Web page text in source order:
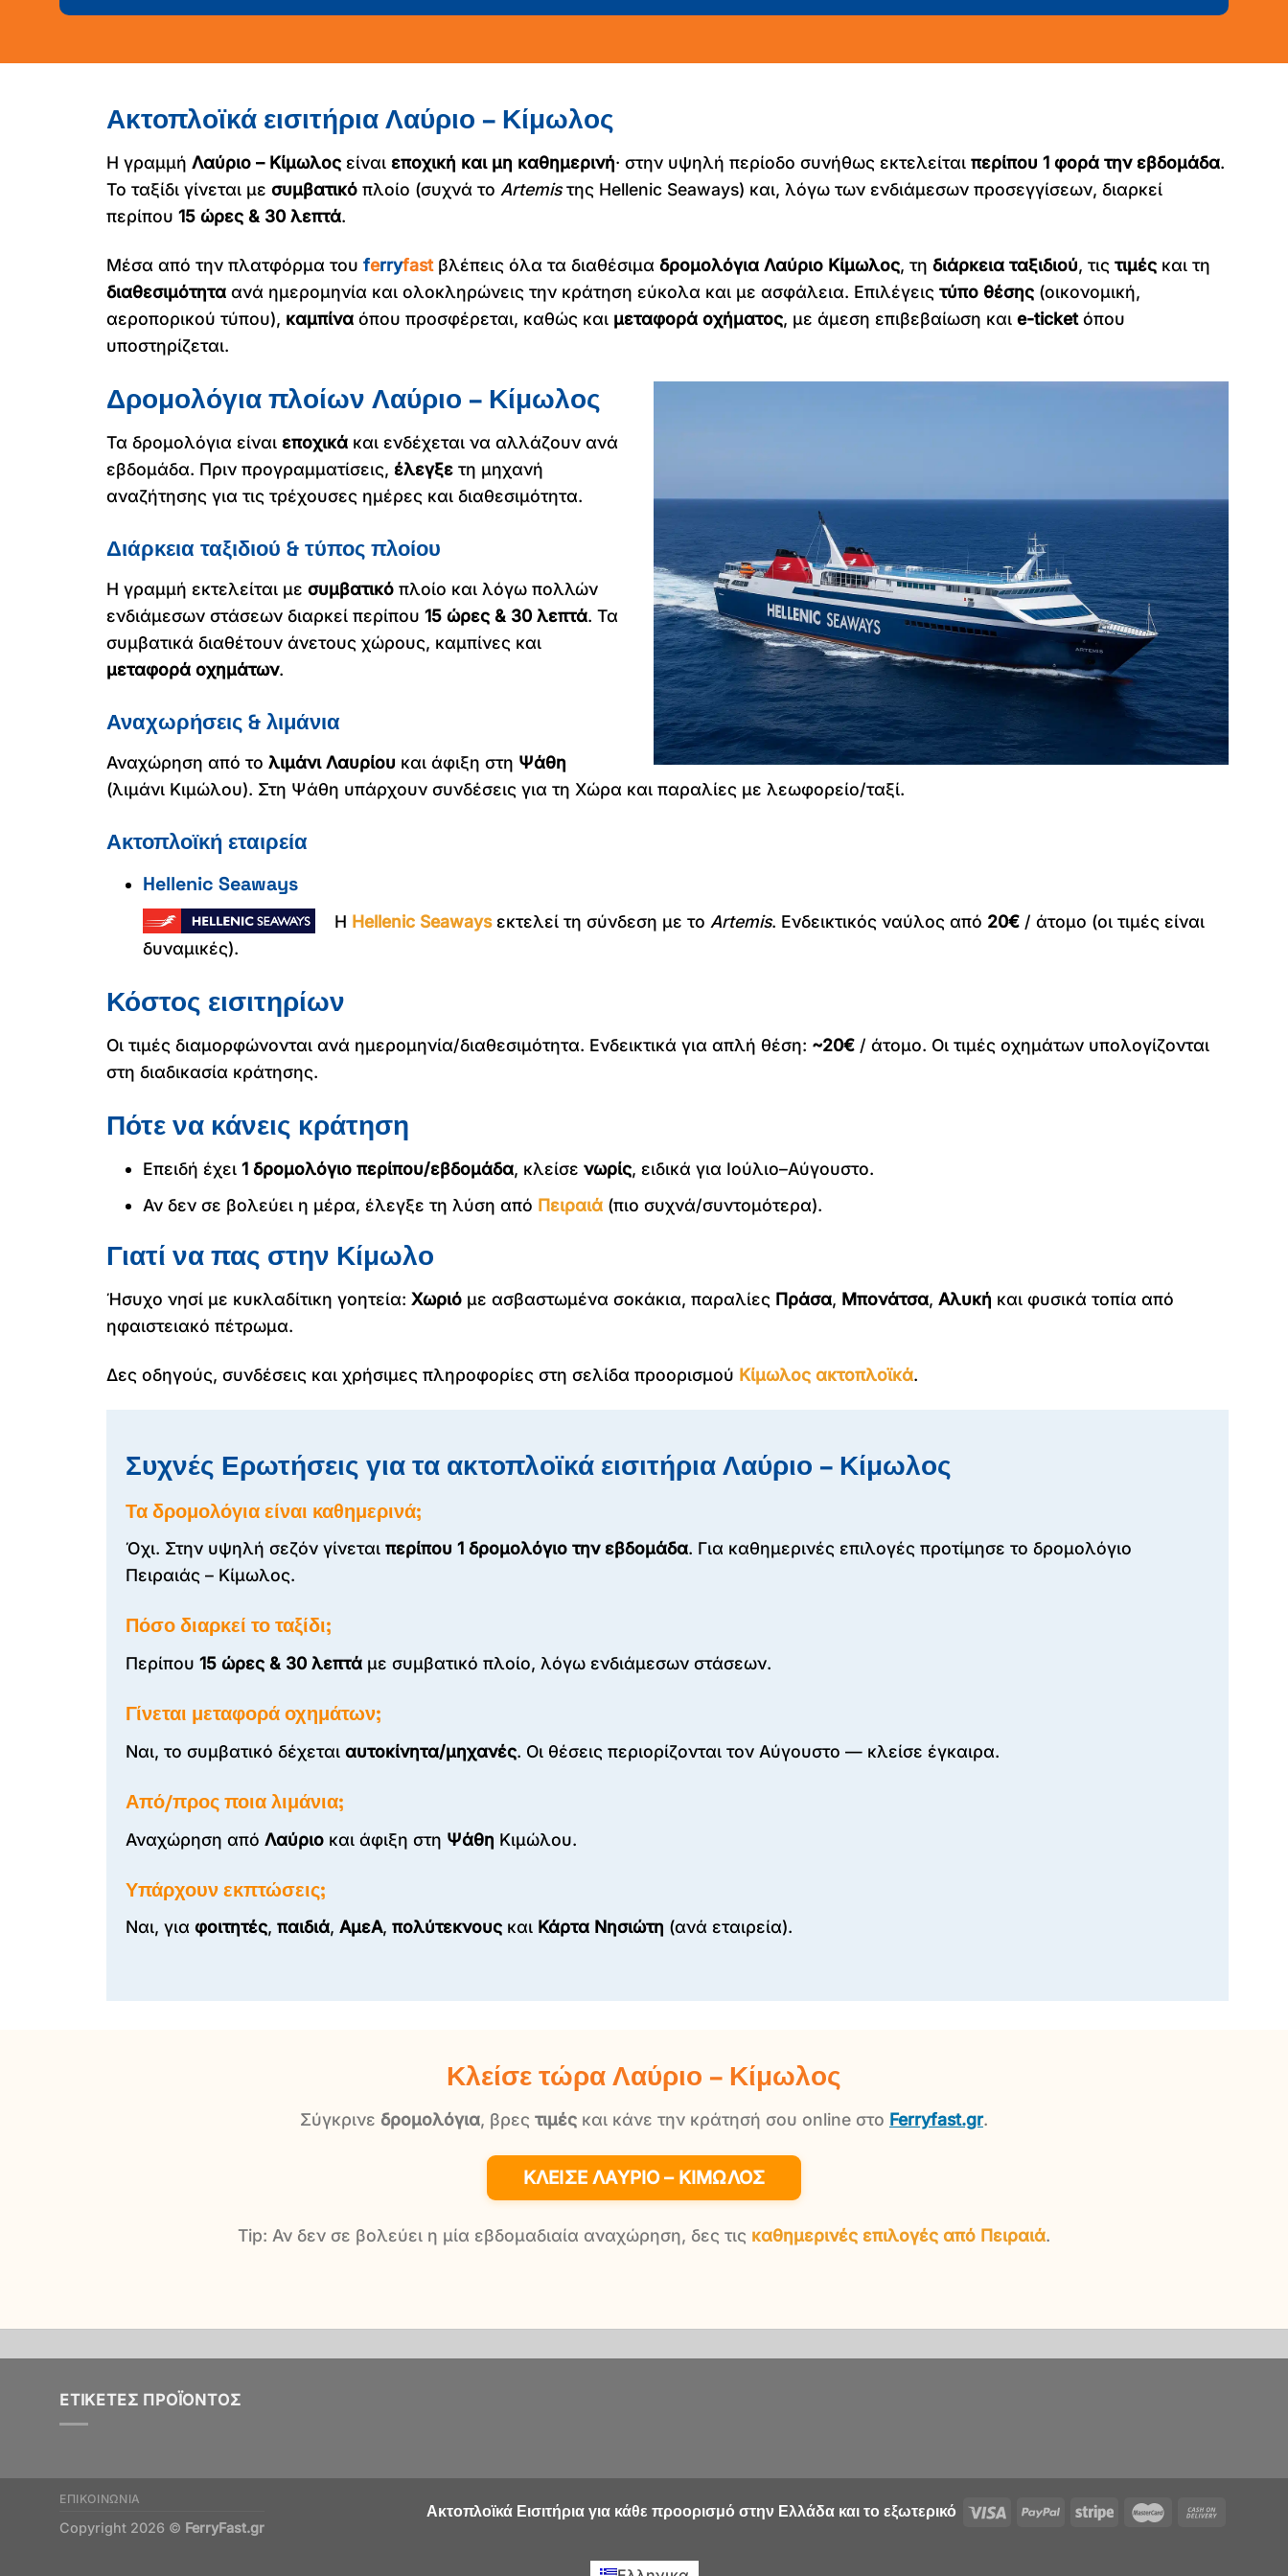
Ακτοπλοϊκά εισιτήρια Λαύριο – Κίμωλος
Η γραμμή Λαύριο – Κίμωλοςείναι εποχική και μη καθημερινή· στην υψηλή περίοδο συνήθως εκτελείται περίπου 1 φορά την εβδομάδα.
Το ταξίδι γίνεται με συμβατικόπλοίο (συχνά το Artemisτης Hellenic Seaways) και, λόγω των ενδιάμεσων προσεγγίσεων, διαρκεί
περίπου 15 ώρες & 30 λεπτά.
Μέσα από την πλατφόρμα του ferryfastβλέπεις όλα τα διαθέσιμα δρομολόγια Λαύριο Κίμωλος, τη διάρκεια ταξιδιού, τις τιμέςκαι τη
διαθεσιμότηταανά ημερομηνία και ολοκληρώνεις την κράτηση εύκολα και με ασφάλεια. Επιλέγεις τύπο θέσης(οικονομική,
αεροπορικού τύπου), καμπίναόπου προσφέρεται, καθώς και μεταφορά οχήματος, με άμεση επιβεβαίωση και e-ticketόπου
υποστηρίζεται.
Δρομολόγια πλοίων Λαύριο – Κίμωλος
Τα δρομολόγια είναι εποχικάκαι ενδέχεται να αλλάζουν ανά
εβδομάδα. Πριν προγραμματίσεις, έλεγξετη μηχανή
αναζήτησης για τις τρέχουσες ημέρες και διαθεσιμότητα.
Διάρκεια ταξιδιού & τύπος πλοίου
Η γραμμή εκτελείται με συμβατικόπλοίο και λόγω πολλών
ενδιάμεσων στάσεων διαρκεί περίπου 15 ώρες & 30 λεπτά. Τα
συμβατικά διαθέτουν άνετους χώρους, καμπίνες και
μεταφορά οχημάτων.
Αναχωρήσεις & λιμάνια
Αναχώρηση από το λιμάνι Λαυρίου και άφιξη στη Ψάθη
(λιμάνι Κιμώλου). Στη Ψάθη υπάρχουν συνδέσεις για τη Χώρα και παραλίες με λεωφορείο/ταξί.
Ακτοπλοϊκή εταιρεία
Hellenic Seaways
Η Hellenic Seawaysεκτελεί τη σύνδεση με το Artemis. Ενδεικτικός ναύλος από 20€/ άτομο (οι τιμές είναι
δυναμικές).
Κόστος εισιτηρίων
Οι τιμές διαμορφώνονται ανά ημερομηνία/διαθεσιμότητα. Ενδεικτικά για απλή θέση: ~20€/ άτομο. Οι τιμές οχημάτων υπολογίζονται
στη διαδικασία κράτησης.
Πότε να κάνεις κράτηση
Επειδή έχει 1 δρομολόγιο περίπου/εβδομάδα, κλείσε νωρίς, ειδικά για Ιούλιο–Αύγουστο.
Αν δεν σε βολεύει η μέρα, έλεγξε τη λύση από Πειραιά(πιο συχνά/συντομότερα).
Γιατί να πας στην Κίμωλο
Ήσυχο νησί με κυκλαδίτικη γοητεία: Χωριόμε ασβαστωμένα σοκάκια, παραλίες Πράσα, Μπονάτσα, Αλυκή και φυσικά τοπία από
ηφαιστειακό πέτρωμα.
Δες οδηγούς, συνδέσεις και χρήσιμες πληροφορίες στη σελίδα προορισμού Κίμωλος ακτοπλοϊκά.
Συχνές Ερωτήσεις για τα ακτοπλοϊκά εισιτήρια Λαύριο – Κίμωλος
Τα δρομολόγια είναι καθημερινά;
Όχι. Στην υψηλή σεζόν γίνεται περίπου 1 δρομολόγιο την εβδομάδα. Για καθημερινές επιλογές προτίμησε το δρομολόγιο
Πειραιάς – Κίμωλος.
Πόσο διαρκεί το ταξίδι;
Περίπου 15 ώρες & 30 λεπτάμε συμβατικό πλοίο, λόγω ενδιάμεσων στάσεων.
Γίνεται μεταφορά οχημάτων;
Ναι, το συμβατικό δέχεται αυτοκίνητα/μηχανές. Οι θέσεις περιορίζονται τον Αύγουστο — κλείσε έγκαιρα.
Από/προς ποια λιμάνια;
Αναχώρηση από Λαύριοκαι άφιξη στη Ψάθη Κιμώλου.
Υπάρχουν εκπτώσεις;
Ναι, για φοιτητές, παιδιά, ΑμεΑ, πολύτεκνουςκαι Κάρτα Νησιώτη (ανά εταιρεία).
Κλείσε τώρα Λαύριο – Κίμωλος
Σύγκρινε δρομολόγια, βρες τιμές και κάνε την κράτησή σου online στο Ferryfast.gr.
ΚΛΕΊΣΕ ΛΑΎΡΙΟ – ΚΊΜΩΛΟΣ
Tip: Αν δεν σε βολεύει η μία εβδομαδιαία αναχώρηση, δες τις καθημερινές επιλογές από Πειραιά.
ΕΤΙΚΈΤΕΣ ΠΡΟΪΌΝΤΟΣ
Ακτοπλοϊκά Εισιτήρια για κάθε προορισμό στην Ελλάδα και το εξωτερικό
ΕΠΙΚΟΙΝΩΝΊΑ
Copyright 2026 © FerryFast.gr